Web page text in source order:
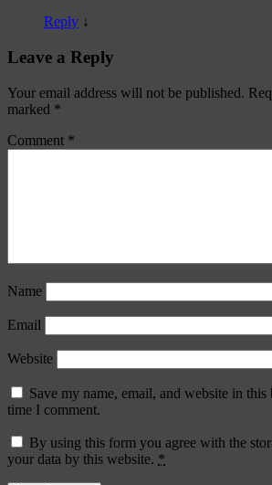
Reply ↓
Leave a Reply
Your email address will not be published.
marked *
Comment *
Name
Email
Website
Save my name, email, and website in
time I comment.
By using this form you agree with the
your data by this website. *